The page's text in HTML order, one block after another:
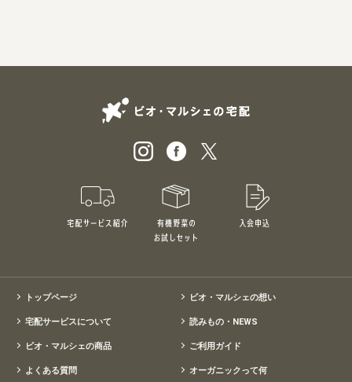
宅配サービス紹介 有機野菜のお試しセット
トップページ ビオ・マルシェの想い
宅配サービスについて 読みもの・NEWS
ビオ・マルシェの商品 ご利用ガイド
よくある質問 オーガニックって何